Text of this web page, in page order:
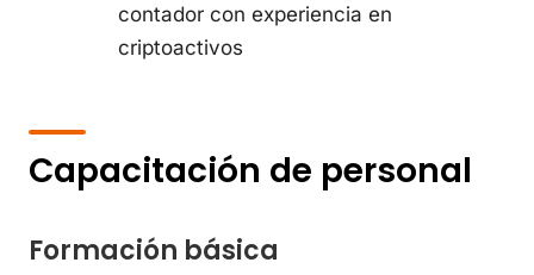
contador con experiencia en
criptoactivos
Capacitación de personal
Formación básica